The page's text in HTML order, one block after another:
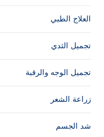
العلاج الطبي
تجميل الثدي
تجميل الوجه والرقبة
زراعة الشعر
شد الجسم